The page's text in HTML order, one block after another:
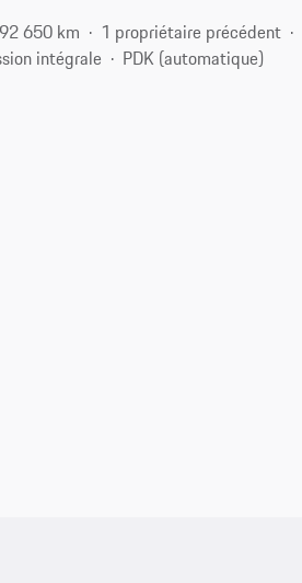
92 650 km 1 propriétaire précédent
intégrale
PDK (automatique)